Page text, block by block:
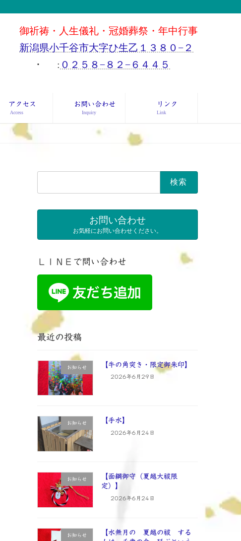
御祈祷・人生儀礼・冠婚葬祭・年中行事
新潟県小千谷市大字ひ生乙１３８０−２
･
: ０２５８−８２−６４４５
アクセス
Access
お問い合わせ
Inquiry
リンク
Link
索:
お問い合わせ
お気軽にお問い合わせください。
ＬＩＮＥで問い合わせ
最近の投稿
お知らせ 【牛の角突き・限定御朱印】
2026年6月29日
お知らせ 【手水】
2026年6月24日
お知らせ
【面綱御守（夏越大祓限
定）】
2026年6月24日
お知らせ
【水無月の 夏越の祓 する